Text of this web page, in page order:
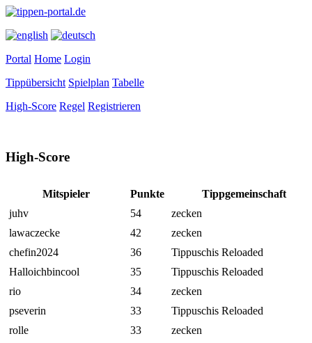
Portal Home Login
Tippübersicht Spielplan Tabelle
High-Score Regel Registrieren
High-Score
Mitspieler Punkte
Tippgemeinschaft
juhv
54
zecken
lawaczecke
42
zecken
chefin2024
36
Tippuschis Reloaded
Halloichbincool
35
Tippuschis Reloaded
rio
34
zecken
pseverin
33
Tippuschis Reloaded
rolle
33
zecken